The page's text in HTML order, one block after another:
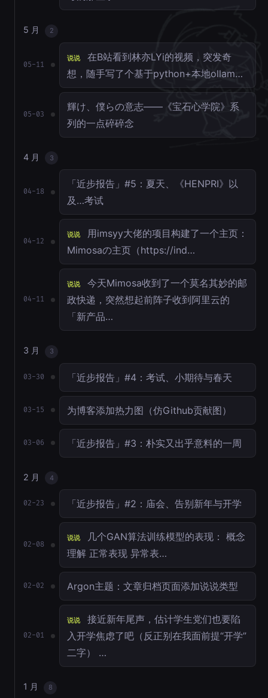
5 月 2
05-11
说说
在B站看到林亦LYi的视频，突发奇
想，随手写了个基于python+本地ollam…
05-03
輝け、僕らの意志——《宝石心学院》系
列的一点碎碎念
4 月 3
04-18
「近步报告」#5：夏天、《HENPRI》以
及…考试
04-12
说说
用imsyy大佬的项目构建了一个主页：
Mimosaの主页（https://ind…
04-11
说说
今天Mimosa收到了一个莫名其妙的邮
政快递，突然想起前阵子收到阿里云的
「新产品…
3 月 3
03-30 「近步报告」#4：考试、小期待与春天
03-15 为博客添加热力图（仿Github贡献图）
03-06 「近步报告」#3：朴实又出乎意料的一周
2 月 4
02-23 「近步报告」#2：庙会、告别新年与开学
02-08
说说
几个GAN算法训练模型的表现： 概念
理解 正常表现 异常表…
02-02 Argon主题：文章归档页面添加说说类型
02-01
说说
接近新年尾声，估计学生党们也要陷
入开学焦虑了吧（反正别在我面前提“开学”
二字） …
1 月 8